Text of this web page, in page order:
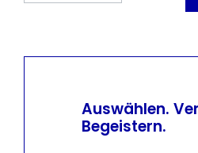
Auswählen.
Begeistern.